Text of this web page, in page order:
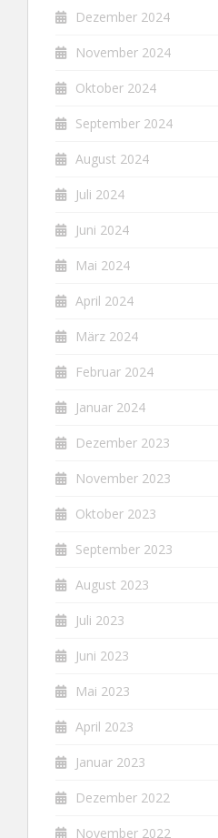
Dezember 2024
November 2024
Oktober 2024
September 2024
August 2024
Juli 2024
Juni 2024
Mai 2024
April 2024
März 2024
Februar 2024
Januar 2024
Dezember 2023
November 2023
Oktober 2023
September 2023
August 2023
Juli 2023
Juni 2023
Mai 2023
April 2023
Januar 2023
Dezember 2022
November 2022